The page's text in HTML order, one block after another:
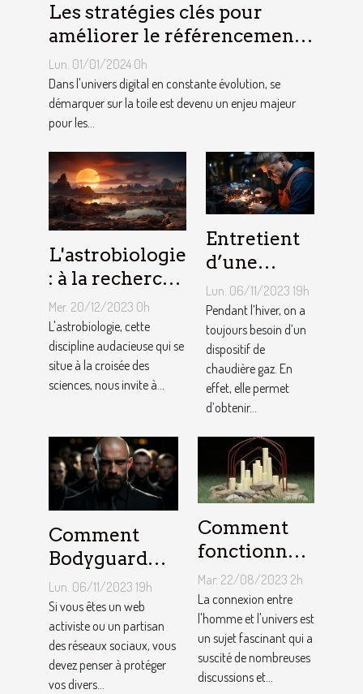
Les stratégies clés pour
améliorer le référencement
naturel de votre site internet
à Bruxelles
Lun. 01/01/2024 0h
Dans l'univers digital en constante évolution, se
démarquer sur la toile est devenu un enjeu majeur
pour les...
L'astrobiologie
: à la recherche
de la vie au-
delà de la
Terre
Mer. 20/12/2023 0h
L'astrobiologie, cette
discipline audacieuse qui se
situe à la croisée des
sciences, nous invite à...
Entretient
d’une
chaudière
gaz :
Comment
ça marche ?
Lun. 06/11/2023 19h
Pendant l’hiver, on a
toujours besoin d’un
dispositif de
chaudière gaz. En
effet, elle permet
d’obtenir...
Comment
Bodyguard
lutte contre le
cyber
harcèlement ?
Lun. 06/11/2023 19h
Si vous êtes un web
activiste ou un partisan
des réseaux sociaux, vous
devez penser à protéger
vos divers...
Comment
fonctionne
un pendule
divinatoire
en ligne ?
Mar. 22/08/2023 2h
La connexion entre
l'homme et l'univers est
un sujet fascinant qui a
suscité de nombreuses
discussions et...